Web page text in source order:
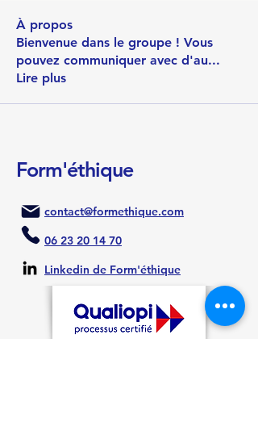
À propos
Bienvenue dans le groupe ! Vous
pouvez communiquer avec d'au...
Lire plus
Form'éthique
contact@formethique.com
06 23 20 14 70
Linkedin de Form'éthique